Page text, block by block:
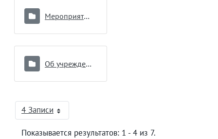
Мероприятия по вопросам противодействия коррупции
Об учреждении
4 ЗаписиНа страницу
Показывается результатов: 1 - 4 из 7.